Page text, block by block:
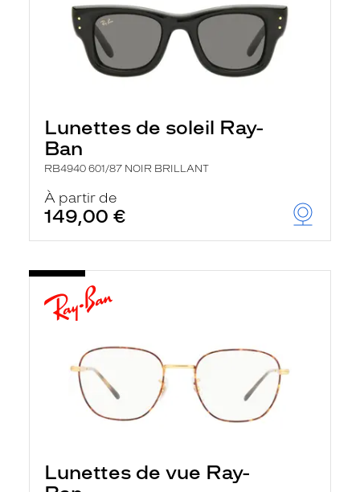
Lunettes de soleil Ray-
Ban
RB4940 601/87 NOIR BRILLANT
À partir de
149,00 €
Lunettes de vue Ray-